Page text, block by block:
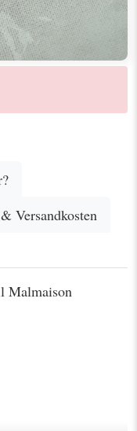
Versandkosten
Malmaison